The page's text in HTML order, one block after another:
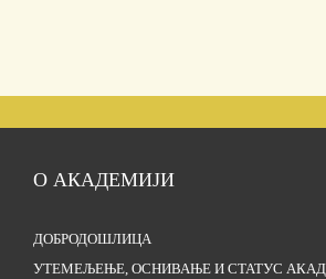
О АКАДЕМИЈИ
ДОБРОДОШЛИЦА
УТЕМЕЉЕЊЕ, ОСНИВАЊЕ И СТАТУС